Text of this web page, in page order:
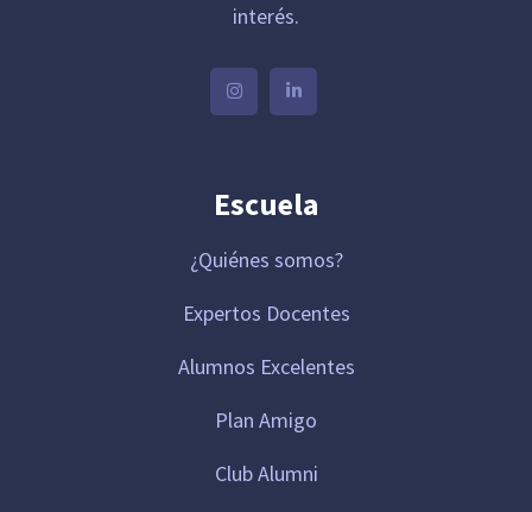
interés.
Escuela
¿Quiénes somos?
Expertos Docentes
Alumnos Excelentes
Plan Amigo
Club Alumni